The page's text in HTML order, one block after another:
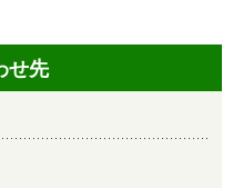
せ先